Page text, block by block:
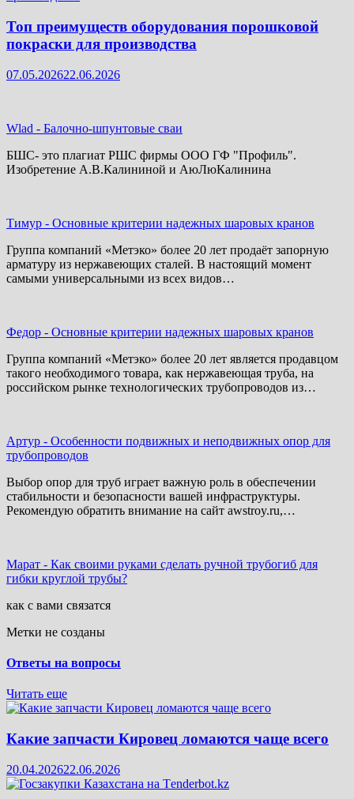
Топ преимуществ оборудования порошковой
покраски для производства
07.05.202622.06.2026
Wlad - Балочно-шпунтовые сваи
БШС- это плагиат РШС фирмы ООО ГФ "Профиль".
Изобретение А.В.Калининой и АюЛюКалинина
Тимур - Основные критерии надежных шаровых кранов
Группа компаний «Метэко» более 20 лет продаёт запорную
арматуру из нержавеющих сталей. В настоящий момент
самыми универсальными из всех видов…
Федор - Основные критерии надежных шаровых кранов
Группа компаний «Метэко» более 20 лет является продавцом
такого необходимого товара, как нержавеющая труба, на
российском рынке технологических трубопроводов из…
Артур - Особенности подвижных и неподвижных опор для
трубопроводов
Выбор опор для труб играет важную роль в обеспечении
стабильности и безопасности вашей инфраструктуры.
Рекомендую обратить внимание на сайт awstroy.ru,…
Марат - Как своими руками сделать ручной трубогиб для
гибки круглой трубы?
как с вами связатся
Метки не созданы
Ответы на вопросы
Читать еще
Какие запчасти Кировец ломаются чаще всего
20.04.202622.06.2026